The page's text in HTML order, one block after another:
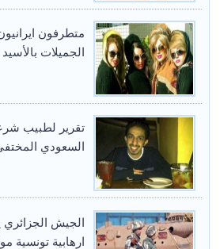
متطرفون
الجميلات بالأسيد
تقرير لطبيب
السعودي
الجيش الجزائري
ارهابية تونسية